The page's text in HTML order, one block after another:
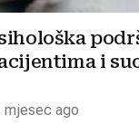
i
mjesec ago